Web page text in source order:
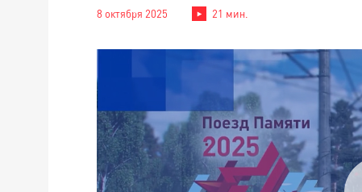
8 октября 2025 21 мин.